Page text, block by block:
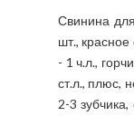
Свинина
шт.,
- 1 ч.л.,
ст.л., плюс,
2-3